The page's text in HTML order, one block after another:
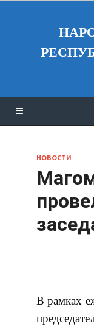
НОВОСТИ
В рамках